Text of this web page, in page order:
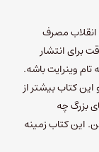
انقلاب مصرف
برای انتشار
وینرایت باشه.
کتاب بیشتر از
بزرگ چه
این کتاب زمینه